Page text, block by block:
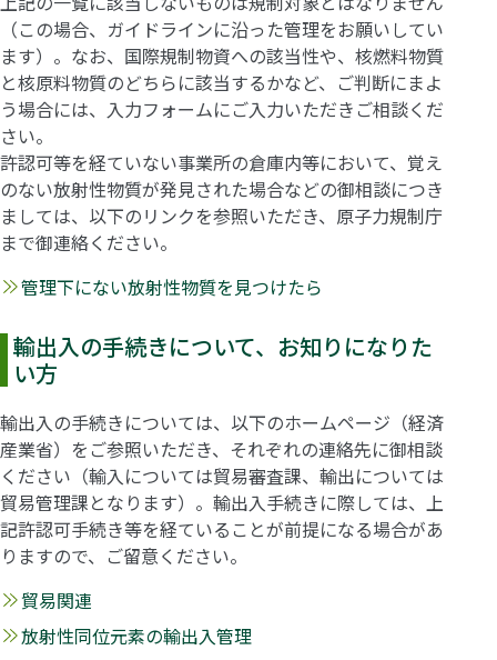
（この場合、ガイドラインに沿った管理をお願いしてい
ます）。なお、国際規制物資への該当性や、核燃料物質
と核原料物質のどちらに該当するかなど、ご判断にまよ
う場合には、入力フォームにご入力いただきご相談くだ
さい。
許認可等を経ていない事業所の倉庫内等において、覚え
のない放射性物質が発見された場合などの御相談につき
ましては、以下のリンクを参照いただき、原子力規制庁
まで御連絡ください。
管理下にない放射性物質を見つけたら
輸出入の手続きについて、お知りになりた
い方
輸出入の手続きについては、以下のホームページ（経済
産業省）をご参照いただき、それぞれの連絡先に御相談
ください（輸入については貿易審査課、輸出については
貿易管理課となります）。輸出入手続きに際しては、上
記許認可手続き等を経ていることが前提になる場合があ
りますので、ご留意ください。
貿易関連
放射性同位元素の輸出入管理